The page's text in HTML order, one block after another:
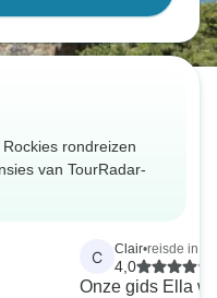
rondreizen
van TourRadar-
C Clair•reisde in
4,0
Onze gids Ella